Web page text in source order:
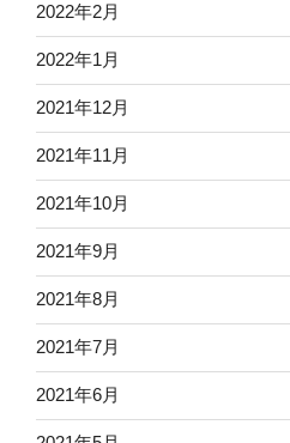
2022年2月
2022年1月
2021年12月
2021年11月
2021年10月
2021年9月
2021年8月
2021年7月
2021年6月